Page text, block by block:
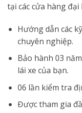
tại các cửa hàng
Hướng dẫn các
chuyên nghiệp.
Bảo hành 03
lái xe của bạn.
06 lần kiểm tra
Được tham gia